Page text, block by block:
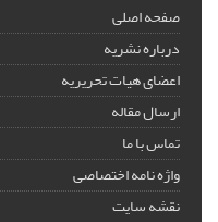
صفحه اصلی
درباره نشریه
اعضای هیات تحریریه
ارسال مقاله
تماس با ما
واژه نامه اختصاصی
نقشه سایت